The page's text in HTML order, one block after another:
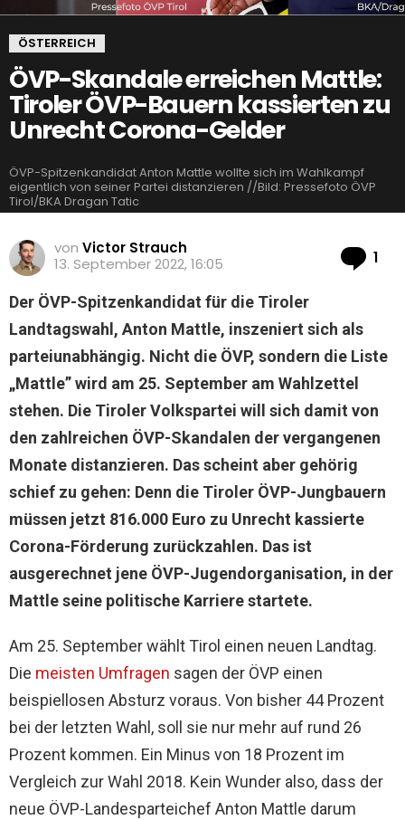
ÖSTERREICH
ÖVP-Skandale erreichen Mattle:
Tiroler ÖVP-Bauern kassierten zu
Unrecht Corona-Gelder
ÖVP-Spitzenkandidat Anton Mattle wollte sich im Wahlkampf
eigentlich von seiner Partei distanzieren //Bild: Pressefoto ÖVP
Tirol/BKA Dragan Tatic
von Victor Strauch
13. September 2022, 16:05
1
Der ÖVP-Spitzenkandidat für die Tiroler
Landtagswahl, Anton Mattle, inszeniert sich als
parteiunabhängig. Nicht die ÖVP, sondern die Liste
„Mattle” wird am 25. September am Wahlzettel
stehen. Die Tiroler Volkspartei will sich damit von
den zahlreichen ÖVP-Skandalen der vergangenen
Monate distanzieren. Das scheint aber gehörig
schief zu gehen: Denn die Tiroler ÖVP-Jungbauern
müssen jetzt 816.000 Euro zu Unrecht kassierte
Corona-Förderung zurückzahlen. Das ist
ausgerechnet jene ÖVP-Jugendorganisation, in der
Mattle seine politische Karriere startete.
Am 25. September wählt Tirol einen neuen Landtag.
Die meisten Umfragen sagen der ÖVP einen
beispiellosen Absturz voraus. Von bisher 44 Prozent
bei der letzten Wahl, soll sie nur mehr auf rund 26
Prozent kommen. Ein Minus von 18 Prozent im
Vergleich zur Wahl 2018. Kein Wunder also, dass der
neue ÖVP-Landesparteichef Anton Mattle darum